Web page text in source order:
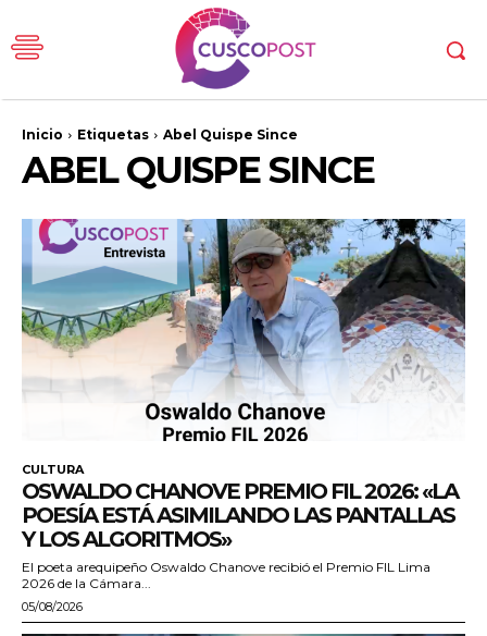
Inicio Etiquetas Abel Quispe Since
ABEL QUISPE SINCE
CULTURA
OSWALDO CHANOVE PREMIO FIL 2026: «LA
POESÍA ESTÁ ASIMILANDO LAS PANTALLAS
Y LOS ALGORITMOS»
El poeta arequipeño Oswaldo Chanove recibió el Premio FIL Lima
2026 de la Cámara...
05/08/2026